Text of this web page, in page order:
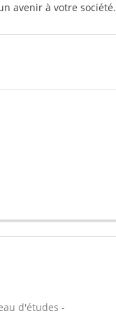
avenir à votre société.
d'études -